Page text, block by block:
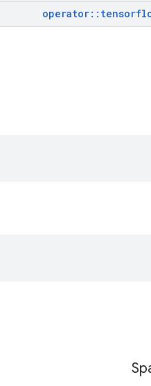
operator::